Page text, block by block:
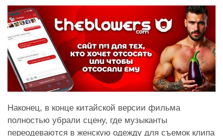
Наконец, в конце китайской версии фильма
полностью убрали сцену, где музыканты
переодеваются в женскую одежду для съемок клипа